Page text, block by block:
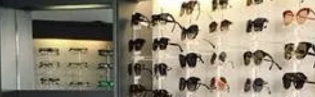
DU MARDI AU VENDREDI
9h -18h30
SAMEDI